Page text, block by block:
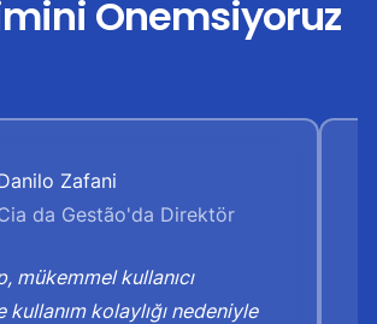
Önemsiyoruz
Zafani
da Gestão'da Direktör
mükemmel kullanıcı
kullanım kolaylığı nedeniyle